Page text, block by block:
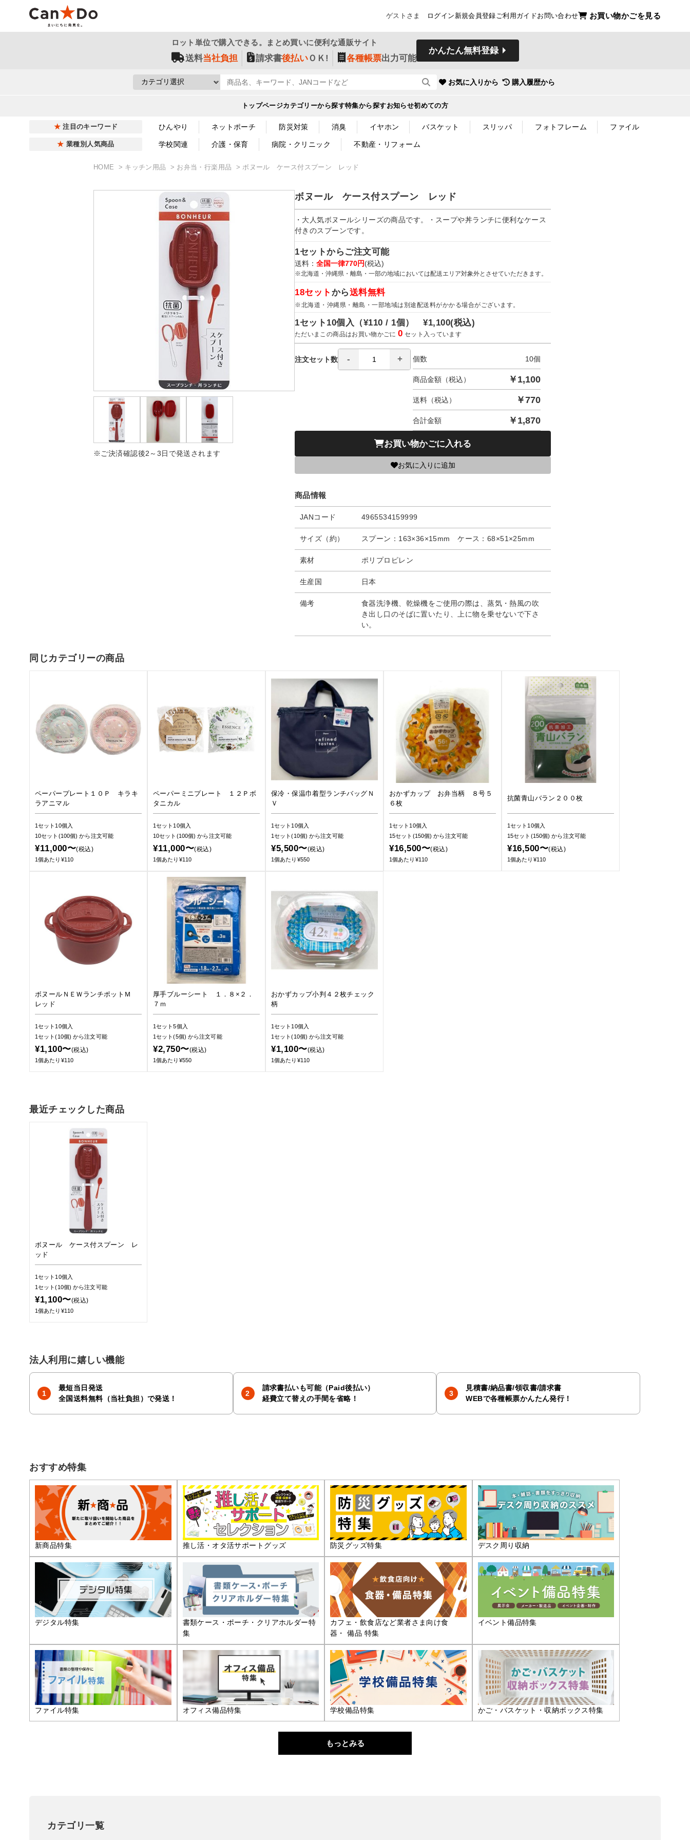
ゲストさま ログイン 新規会員登録ご利用ガイドお問い合わせ お買い物かごを見る
ロット単位で購入できる。まとめ買いに便利な通販サイト
送料当社負担 請求書後払いＯＫ! 各種帳票出力可能
かんたん無料登録
お気に入りから 購入履歴から
トップページカテゴリーから探す特集から探すお知らせ初めての方
注目のキーワード ひんやり ネットポーチ 防災対策 消臭 イヤホン バスケット スリッパ フォトフレーム ファイル
業種別人気商品 学校関連 介護・保育 病院・クリニック 不動産・リフォーム
HOME キッチン用品 お弁当・行楽用品 ボヌール ケース付スプーン レッド
※ご決済確認後2～3日で発送されます
ボヌール ケース付スプーン レッド
・大人気ボヌールシリーズの商品です。・スープや丼ランチに便利なケース
付きのスプーンです。
1セットからご注文可能
送料： 全国一律770円(税込)
※北海道・沖縄県・離島・一部の地域においては配送エリア対象外とさせていただきます。
18セット から送料無料
※北海道・沖縄県・離島・一部地域は別途配送料がかかる場合がございます。
1セット10個入（¥110 / 1個）¥1,100(税込)
ただいまこの商品はお買い物かごに0 セット入っています
注文セット数 個数 10個
商品金額（税込） ￥ 1,100
送料（税込） ￥770
合計金額 ￥ 1,870
お買い物かごに入れる
お気に入りに追加
商品情報
JANコード 4965534159999
サイズ（約） スプーン：163×36×15mm ケース：68×51×25mm
素材 ポリプロピレン
生産国 日本
備考
食器洗浄機、乾燥機をご使用の際は、蒸気・熱風の吹
き出し口のそばに置いたり、上に物を乗せないで下さ
い。
同じカテゴリーの商品
ペーパープレート１０Ｐ キラキ
ラアニマル
1セット10個入
10セット(100個)から注文可能
¥11,000〜(税込)
1個あたり¥110
ペーパーミニプレート １２Ｐボ
タニカル
1セット10個入
10セット(100個)から注文可能
¥11,000〜(税込)
1個あたり¥110
保冷・保温巾着型ランチバッグＮ
Ｖ
1セット10個入
1セット(10個)から注文可能
¥5,500〜(税込)
1個あたり¥550
おかずカップ お弁当柄 ８号５
６枚
1セット10個入
15セット(150個)から注文可能
¥16,500〜(税込)
1個あたり¥110
抗菌青山バラン２００枚
1セット10個入
15セット(150個)から注文可能
¥16,500〜(税込)
1個あたり¥110
ボヌールＮＥＷランチポットＭ
レッド
1セット10個入
1セット(10個)から注文可能
¥1,100〜(税込)
1個あたり¥110
厚手ブルーシート １．８×２．
７ｍ
1セット5個入
1セット(5個) から注文可能
¥2,750〜(税込)
1個あたり¥550
おかずカップ小判４２枚チェック
柄
1セット10個入
1セット(10個)から注文可能
¥1,100〜(税込)
1個あたり¥110
最近チェックした商品
ボヌール ケース付スプーン レ
ッド
1セット10個入
1セット(10個)から注文可能
¥1,100〜(税込)
1個あたり¥110
法人利用に嬉しい機能
最短当日発送
全国送料無料（当社負担）で発送！
請求書払いも可能（Paid後払い）
経費立て替えの手間を省略！
見積書/納品書/領収書/請求書
WEBで各種帳票かんたん発行！
おすすめ特集
新商品特集 推し活・オタ活サポートグッズ 防災グッズ特集 デスク周り収納
デジタル特集
書類ケース・ポーチ・クリアホルダー特
集
カフェ・飲食店など業者さま向け食
器・ 備品 特集
イベント備品特集
ファイル特集 オフィス備品特集 学校備品特集 かご・バスケット・収納ボックス特集
もっとみる
カテゴリ一覧